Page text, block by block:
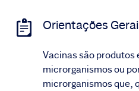
Orientações
Vacinas são produtos
microrganismos ou
microrganismos que,